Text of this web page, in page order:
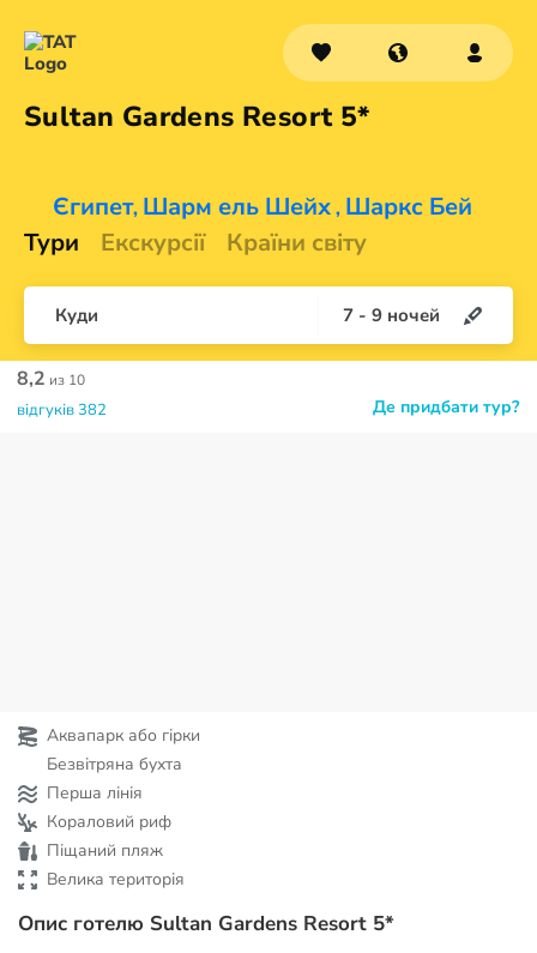
Sultan Gardens Resort 5*
Єгипет, Шарм ель Шейх , Шаркс Бей
Тури
Екскурсії Країни світу
Куди 7 - 9 ночей
Де придбати тур?
8,2 из 10
відгуків 382
Аквапарк або гірки
Безвітряна бухта
Перша лінія
Кораловий риф
Піщаний пляж
Велика територія
Опис готелю Sultan Gardens Resort 5*